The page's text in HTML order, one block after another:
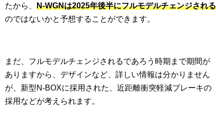
たから、 N-WGNは2025年後半にフルモデルチェンジされる
のではないかと予想することができます。
まだ、フルモデルチェンジされるであろう時期まで期間が
ありますから、デザインなど、詳しい情報は分かりません
が、新型N-BOXに採用された、近距離衝突軽減ブレーキの
採用などが考えられます。